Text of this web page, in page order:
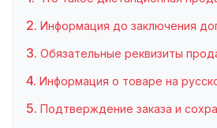
Информация до заключения
Обязательные реквизиты
Информация о товаре на
Подтверждение заказа и